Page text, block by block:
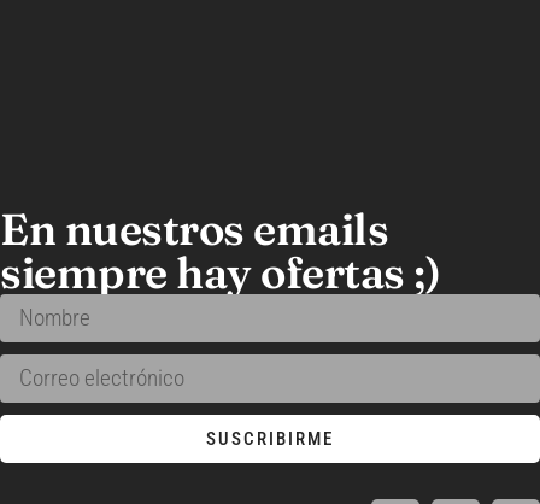
En nuestros emails
siempre hay ofertas ;)
SUSCRIBIRME